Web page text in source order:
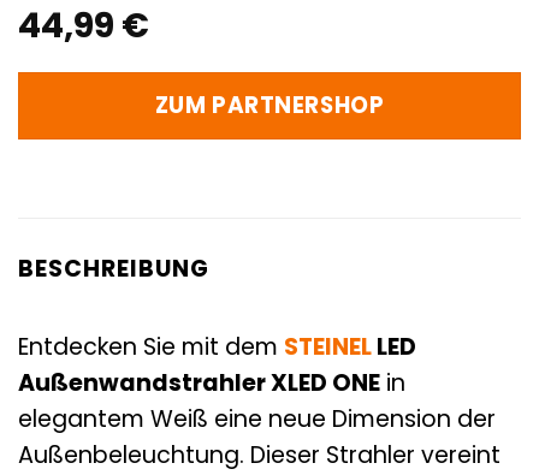
44,99 €
ZUM PARTNERSHOP
BESCHREIBUNG
Entdecken Sie mit dem STEINELLED
Außenwandstrahler XLED ONE in
elegantem Weiß eine neue Dimension der
Außenbeleuchtung. Dieser Strahler vereint